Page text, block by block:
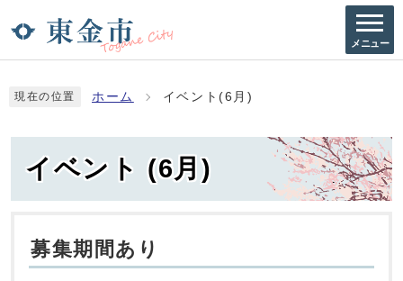
メニュー
現在の位置 ホーム イベント(6月)
イベント (6月)
募集期間あり